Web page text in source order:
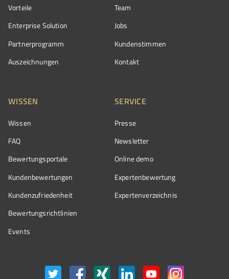
Vorteile
Enterprise Solution
Partnerprogramm
Auszeichnungen
Team
Jobs
Kundenstimmen
Kontakt
WISSEN
Wissen
FAQ
Bewertungsportale
Kundenbewertungen
Kundenzufriedenheit
Bewertungs­richtlinien
Events
SERVICE
Presse
Newsletter
Online demo
Expertenbewertung
Expertenverzeichnis